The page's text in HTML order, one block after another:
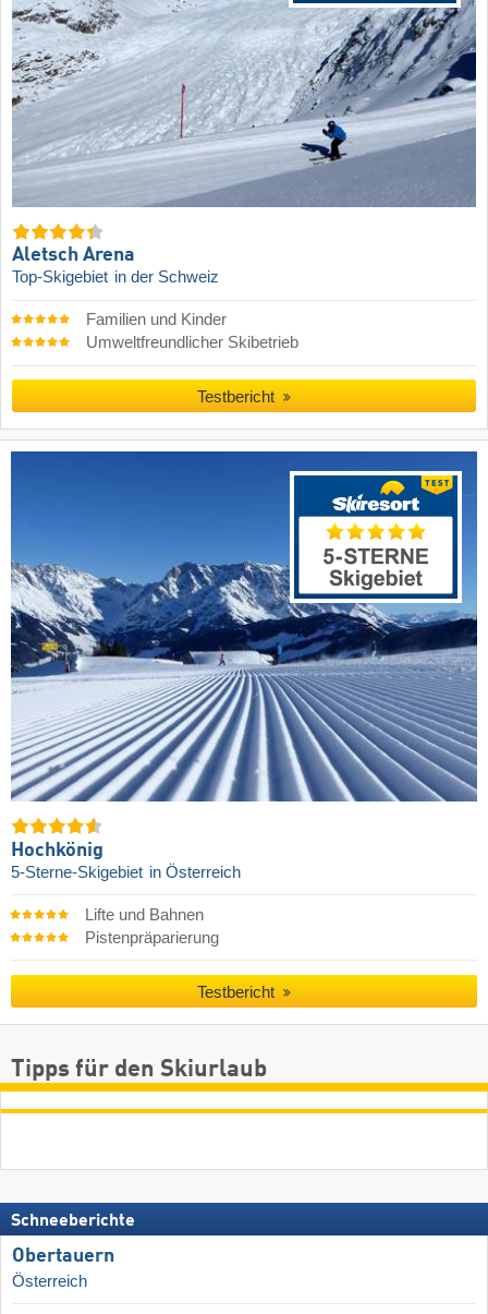
Aletsch Arena
Top-Skigebiet in der Schweiz
Familien und Kinder
Umweltfreundlicher Skibetrieb
Testbericht
Hochkönig
5-Sterne-Skigebiet in Österreich
Lifte und Bahnen
Pistenpräparierung
Testbericht
Tipps für den Skiurlaub
Schneeberichte
Obertauern
Österreich